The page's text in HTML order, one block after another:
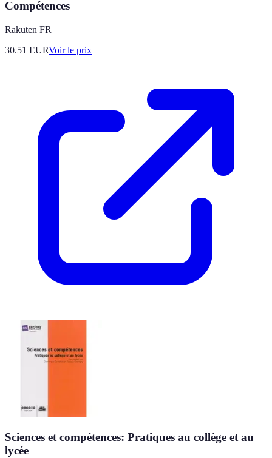
Compétences
Rakuten FR
30.51 EURVoir le prix
Sciences et compétences: Pratiques au collège et au
lycée